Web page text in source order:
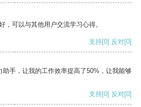
，可以与其他用户交流学习心得。
支持[0] 反对[0]
助手，让我的工作效率提高了50%，让我能够
支持[0] 反对[0]